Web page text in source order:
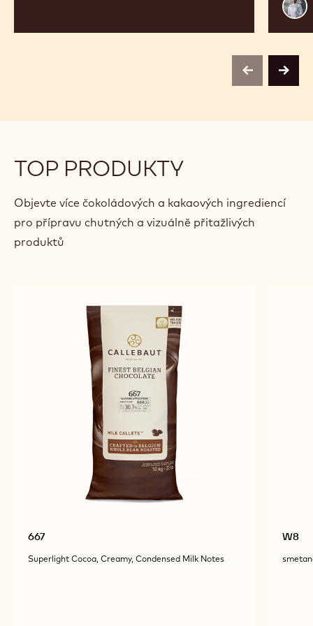
Ribé
previousnext
TOP PRODUKTY
Objevte více čokoládových a kakaových ingrediencí
pro přípravu chutných a vizuálně přitažlivých
produktů
667
Superlight Cocoa, Creamy, Condensed Milk Notes
W8